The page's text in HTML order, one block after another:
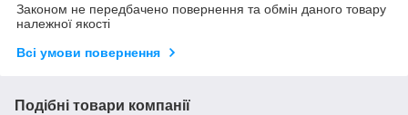
Законом не передбачено повернення та обмін даного товару
належної якості
Всі умови повернення
Подібні товари компанії